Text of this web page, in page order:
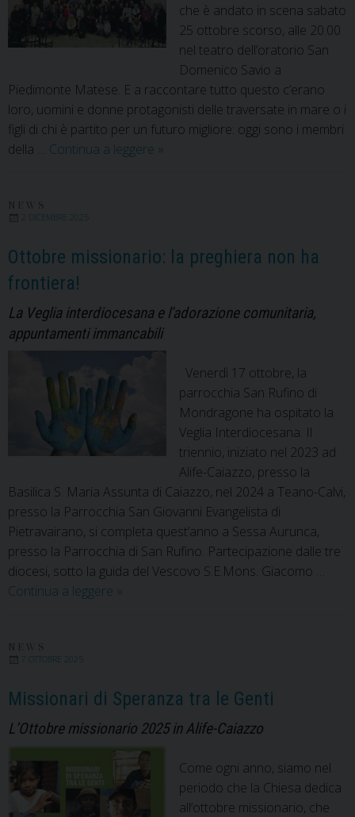
che è andato in scena sabato
25 ottobre scorso, alle 20.00
nel teatro dell’oratorio San
Domenico Savio a
Piedimonte Matese. E a raccontare tutto questo c’erano
loro, uomini e donne protagonisti delle traversate in mare o i
figli di chi è partito per un futuro migliore: oggi sono i membri
della … Continua a leggere Ottobre
Mostrum”
»
2 DICEMBRE 2025
Ottobre missionario: la preghiera non ha
frontiera!
La Veglia interdiocesana e l'adorazione comunitaria,
appuntamenti immancabili
Venerdì 17 ottobre, la
parrocchia San Rufino di
Mondragone ha ospitato la
Veglia Interdiocesana. Il
triennio, iniziato nel 2023 ad
Alife-Caiazzo, presso la
Basilica S. Maria Assunta di Caiazzo, nel 2024 a Teano-Calvi,
presso la Parrocchia San Giovanni Evangelista di
Pietravairano, si completa quest’anno a Sessa Aurunca,
presso la Parrocchia di San Rufino. Partecipazione dalle tre
diocesi, sotto la guida del Vescovo S.E.Mons. Giacomo …
Continua a leggere Ottobre
ha
frontiera!
»
7 OTTOBRE 2025
Missionari di Speranza tra le Genti
L’Ottobre missionario 2025 in Alife-Caiazzo
Come ogni anno, siamo nel
periodo che la Chiesa dedica
all’ottobre missionario, che